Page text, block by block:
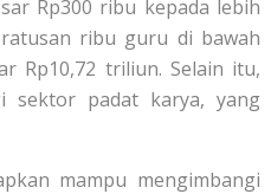
Rp300 ribu kepada lebih
ribu guru di bawah
Rp10,72 triliun. Selain itu,
sektor padat karya, yang
mampu mengimbangi